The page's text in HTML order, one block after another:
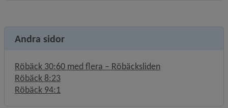
Andra sidor
Röbäck 30:60 med flera – Röbäcksliden
Röbäck 8:23
Röbäck 94:1